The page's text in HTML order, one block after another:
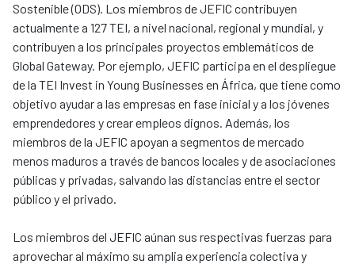
Sostenible (ODS). Los miembros de JEFIC contribuyen
actualmente a 127 TEI, a nivel nacional, regional y mundial, y
contribuyen a los principales proyectos emblemáticos de
Global Gateway. Por ejemplo, JEFIC participa en el despliegue
de la TEI Invest in Young Businesses en África, que tiene como
objetivo ayudar a las empresas en fase inicial y a los jóvenes
emprendedores y crear empleos dignos. Además, los
miembros de la JEFIC apoyan a segmentos de mercado
menos maduros a través de bancos locales y de asociaciones
públicas y privadas, salvando las distancias entre el sector
público y el privado.
Los miembros del JEFIC aúnan sus respectivas fuerzas para
aprovechar al máximo su amplia experiencia colectiva y